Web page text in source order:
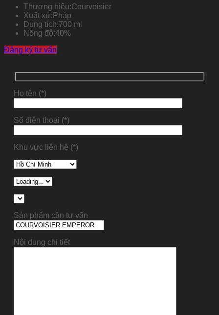
Thương hiệu:Courvoisier
Xuất xứ: Pháp
Dung tích:700 ml
Nồng độ:40%
Đăng ký tư vấn
Họ tên (*)
Số điện thoại (*)
Khu vực liên hệ (*)
Sản phẩm cần tư vấn
Nội dung chi tiết